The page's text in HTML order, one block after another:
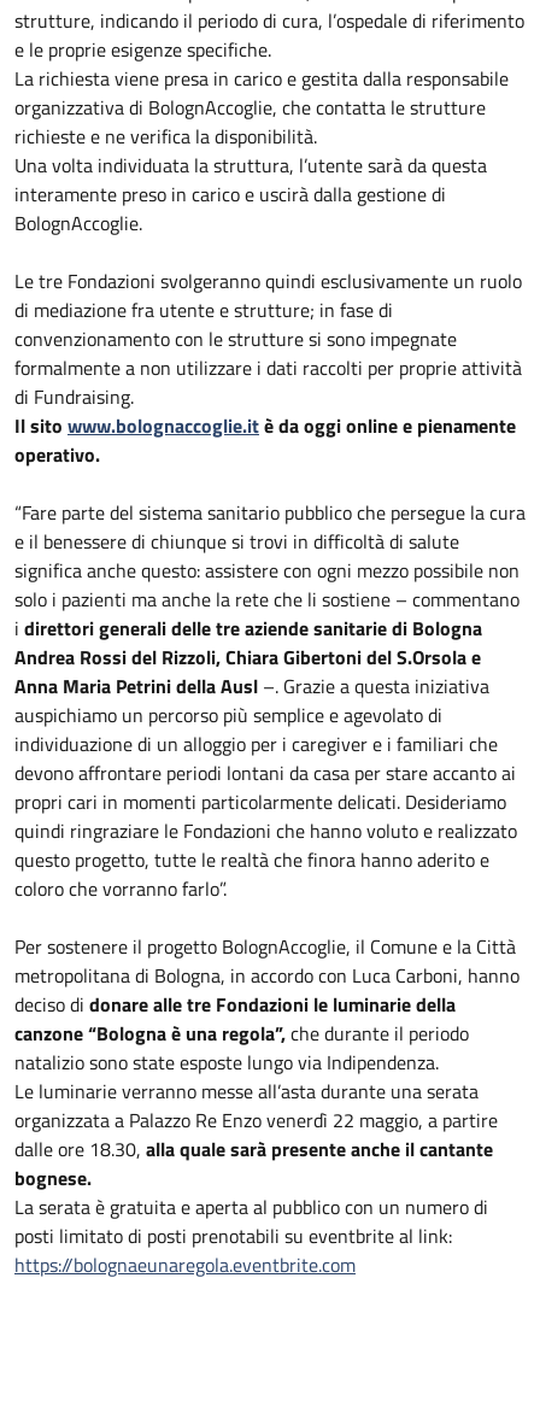
strutture, indicando il periodo di cura, l’ospedale di riferimento
e le proprie esigenze specifiche.
La richiesta viene presa in carico e gestita dalla responsabile
organizzativa di BolognAccoglie, che contatta le strutture
richieste e ne verifica la disponibilità.
Una volta individuata la struttura, l’utente sarà da questa
interamente preso in carico e uscirà dalla gestione di
BolognAccoglie.
Le tre Fondazioni svolgeranno quindi esclusivamente un ruolo
di mediazione fra utente e strutture; in fase di
convenzionamento con le strutture si sono impegnate
formalmente a non utilizzare i dati raccolti per proprie attività
di Fundraising.
Il sito www.bolognaccoglie.itè da oggi online e pienamente
operativo.
“Fare parte del sistema sanitario pubblico che persegue la cura
e il benessere di chiunque si trovi in difficoltà di salute
significa anche questo: assistere con ogni mezzo possibile non
solo i pazienti ma anche la rete che li sostiene – commentano
i direttori generali delle tre aziende sanitarie di Bologna
Andrea Rossi del Rizzoli, Chiara Gibertoni del S.Orsola e
Anna Maria Petrini della Ausl –. Grazie a questa iniziativa
auspichiamo un percorso più semplice e agevolato di
individuazione di un alloggio per i caregiver e i familiari che
devono affrontare periodi lontani da casa per stare accanto ai
propri cari in momenti particolarmente delicati. Desideriamo
quindi ringraziare le Fondazioni che hanno voluto e realizzato
questo progetto, tutte le realtà che finora hanno aderito e
coloro che vorranno farlo”.
Per sostenere il progetto BolognAccoglie, il Comune e la Città
metropolitana di Bologna, in accordo con Luca Carboni, hanno
deciso di donare alle tre Fondazioni le luminarie della
canzone “Bologna è una regola”,che durante il periodo
natalizio sono state esposte lungo via Indipendenza.
Le luminarie verranno messe all’asta durante una serata
organizzata a Palazzo Re Enzo venerdì 22 maggio, a partire
dalle ore 18.30, alla quale sarà presente anche il cantante
bognese.
La serata è gratuita e aperta al pubblico con un numero di
posti limitato di posti prenotabili su eventbrite al link:
https://bolognaeunaregola.eventbrite.com